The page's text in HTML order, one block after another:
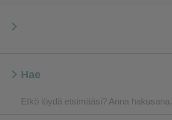
Hae
Etkö löydä etsimääsi? Anna hakusana.